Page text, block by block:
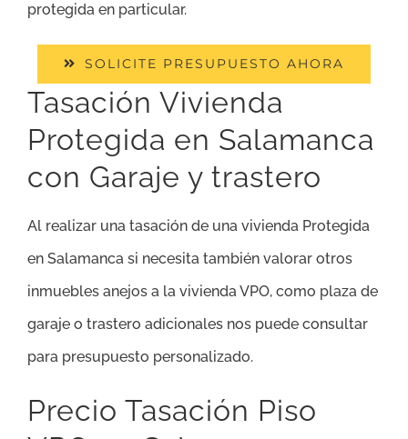
protegida en particular.
SOLICITE PRESUPUESTO AHORA
Tasación Vivienda
Protegida en Salamanca
con Garaje y trastero
Al realizar una tasación de una vivienda Protegida
en Salamanca si necesita también valorar otros
inmuebles anejos a la vivienda VPO, como plaza de
garaje o trastero adicionales nos puede consultar
para presupuesto personalizado.
Precio Tasación Piso